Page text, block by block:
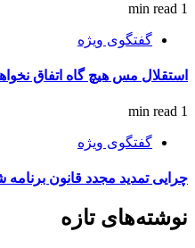
1 min read
گفتگوی ویژه
استقلال مس هیچ گاه اتفاق
1 min read
گفتگوی ویژه
چرایی تمدید مجدد قانون
نوشته‌های تازه